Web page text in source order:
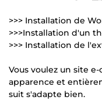
>>> Installation de
>>>Installation d'un
>>> Installation de
Vous voulez un site
apparence et
suit s'adapte bien.